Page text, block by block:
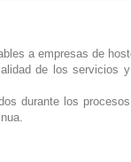
a empresas de
de los servicios
durante los